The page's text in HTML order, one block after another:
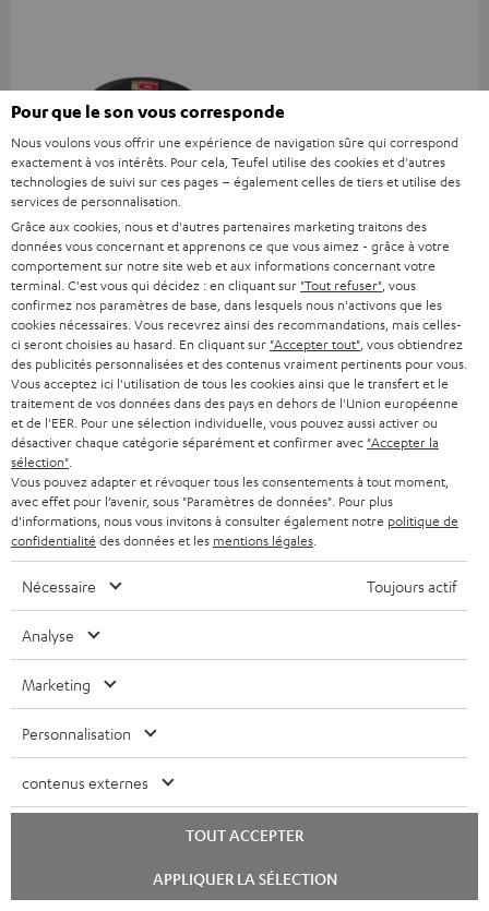
Câble HDMI® haute vitesse
avec Ethernet
Câble HDMI high speed
prenant en charge tous les
formats 2.0 comme 4K
50/60p et 4K 3D
16,99€
Accessoires compatibles
Panasonic Blu-ray Player
Lecteur Ultra HD 4K Blu-ray
HDR, inclus HDR10+ pour une
qualité d’image incroyable et
formats 2.0 comme 4K
50/60p et 4K 3D
16,99€
chat
Pour que le son vous corresponde
Nous voulons vous offrir une expérience de navigation sûre qui correspond
exactement à vos intérêts. Pour cela, Teufel utilise des cookies et d'autres
technologies de suivi sur ces pages – également celles de tiers et utilise des
services de personnalisation.
Grâce aux cookies, nous et d'autres partenaires marketing traitons des
données vous concernant et apprenons ce que vous aimez - grâce à votre
comportement sur notre site web et aux informations concernant votre
terminal. C'est vous qui décidez : en cliquant sur "Tout refuser" , vous
confirmez nos paramètres de base, dans lesquels nous n'activons que les
cookies nécessaires. Vous recevrez ainsi des recommandations, mais celles-
ci seront choisies au hasard. En cliquant sur "Accepter tout" , vous obtiendrez
des publicités personnalisées et des contenus vraiment pertinents pour vous.
Vous acceptez ici l'utilisation de tous les cookies ainsi que le transfert et le
traitement de vos données dans des pays en dehors de l'Union européenne
et de l'EER. Pour une sélection individuelle, vous pouvez aussi activer ou
désactiver chaque catégorie séparément et confirmer avec "Accepter la
sélection"
Vous pouvez adapter et révoquer tous les consentements à tout moment,
avec effet pour l’avenir, sous "Paramètres de données". Pour plus
d'informations, nous vous invitons à consulter également notre politique de
confidentialité des données et les mentions légales
Nécessaire Toujours actif
Analyse
Marketing
Personnalisation
contenus externes
TOUT ACCEPTER
APPLIQUER LA SÉLECTION